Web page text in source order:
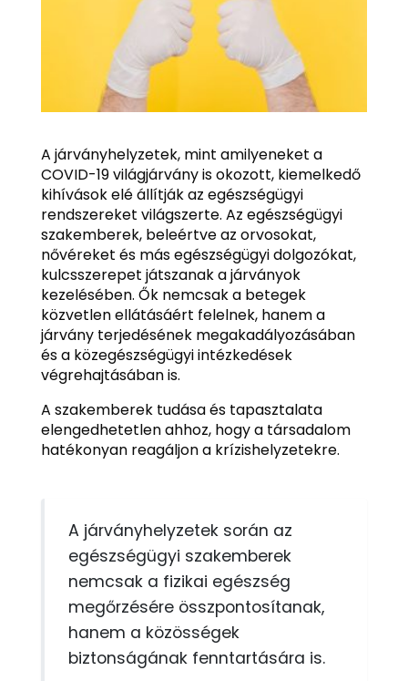
A járványhelyzetek, mint amilyeneket a
COVID-19 világjárvány is okozott, kiemelkedő
kihívások elé állítják az egészségügyi
rendszereket világszerte. Az egészségügyi
szakemberek, beleértve az orvosokat,
nővéreket és más egészségügyi dolgozókat,
kulcsszerepet játszanak a járványok
kezelésében. Ők nemcsak a betegek
közvetlen ellátásáért felelnek, hanem a
járvány terjedésének megakadályozásában
és a közegészségügyi intézkedések
végrehajtásában is.
A szakemberek tudása és tapasztalata
elengedhetetlen ahhoz, hogy a társadalom
hatékonyan reagáljon a krízishelyzetekre.
A járványhelyzetek során az
egészségügyi szakemberek
nemcsak a fizikai egészség
megőrzésére összpontosítanak,
hanem a közösségek
biztonságának fenntartására is.